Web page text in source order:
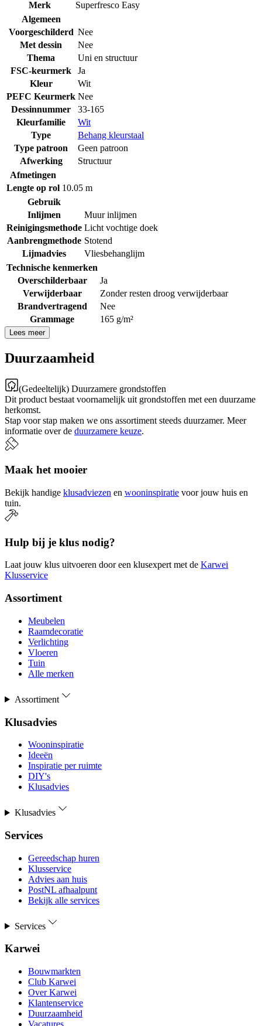
Merk
Superfresco Easy
Algemeen
Voorgeschilderd Nee
Met dessin
Nee
Thema
Uni en structuur
FSC-keurmerk
Ja
Kleur
Wit
PEFC Keurmerk Nee
Dessinnummer
33-165
Kleurfamilie
Wit
Type
Behang kleurstaal
Type patroon
Geen patroon
Afwerking
Structuur
Afmetingen
Lengte op rol 10.05 m
Gebruik
Inlijmen
Muur inlijmen
Reinigingsmethode Licht vochtige doek
Aanbrengmethode Stotend
Lijmadvies
Vliesbehanglijm
Technische kenmerken
Overschilderbaar
Ja
Verwijderbaar
Zonder resten droog verwijderbaar
Brandvertragend
Nee
Grammage
165 g/m²
Lees meer
Duurzaamheid
(Gedeeltelijk) Duurzamere grondstoffen
Dit product bestaat voornamelijk uit grondstoffen met een duurzame
herkomst.
Stap voor stap maken we ons assortiment steeds duurzamer. Meer
informatie over de duurzamere keuze.
Maak het mooier
Bekijk handige klusadviezen en wooninspiratie voor jouw huis en
tuin.
Hulp bij je klus nodig?
Laat jouw klus uitvoeren door een klusexpert met de Karwei
Klusservice
Assortiment
Meubelen
Raamdecoratie
Verlichting
Vloeren
Tuin
Alle merken
Assortiment
Klusadvies
Wooninspiratie
Ideeën
Inspiratie per ruimte
DIY's
Klusadvies
Klusadvies
Services
Gereedschap huren
Klusservice
Advies aan huis
PostNL afhaalpunt
Bekijk alle services
Services
Karwei
Bouwmarkten
Club Karwei
Over Karwei
Klantenservice
Duurzaamheid